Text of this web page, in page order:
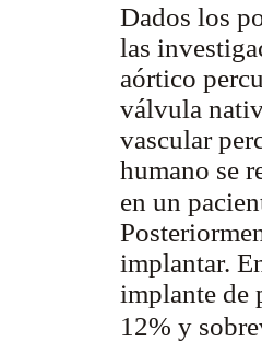
Dados los
las
aórtico
válvula
vascular
humano se
en un
implantar.
implante de
12% y